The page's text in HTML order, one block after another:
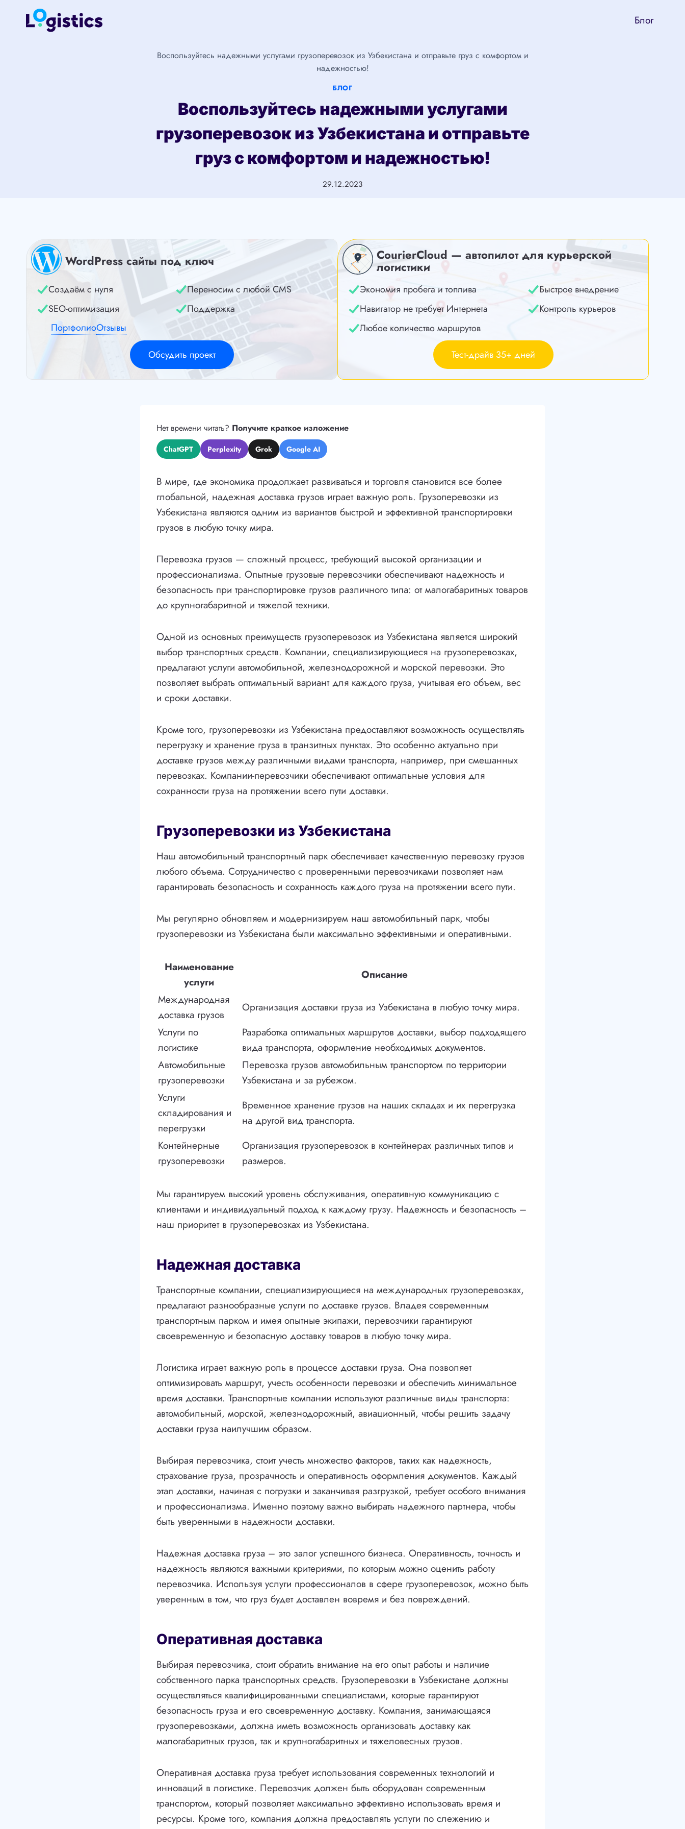
Перейти
Блог
Воспользуйтесь надежными услугами грузоперевозок из Узбекистана и отправьте груз с комфортом и
надежностью!
БЛОГ
Воспользуйтесь надежными услугами
грузоперевозок из Узбекистана и отправьте
груз с комфортом и надежностью!
29.12.2023
WordPress сайты под ключ
Создаём с нуля
Переносим с любой CMS
SEO-оптимизация
Поддержка
ПортфолиоОтзывы
Обсудить проект
CourierCloud — автопилот для курьерской
логистики
Экономия пробега и топлива
Быстрое внедрение
Навигатор не требует Интернета
Контроль курьеров
Любое количество маршрутов
Тест-драйв 35+ дней
Нет времени читать? Получите краткое изложение
ChatGPT Perplexity Grok Google AI
В мире, где экономика продолжает развиваться и торговля становится все более
глобальной, надежная доставка грузов играет важную роль. Грузоперевозки из
Узбекистана являются одним из вариантов быстрой и эффективной транспортировки
грузов в любую точку мира.
Перевозка грузов — сложный процесс, требующий высокой организации и
профессионализма. Опытные грузовые перевозчики обеспечивают надежность и
безопасность при транспортировке грузов различного типа: от малогабаритных товаров
до крупногабаритной и тяжелой техники.
Одной из основных преимуществ грузоперевозок из Узбекистана является широкий
выбор транспортных средств. Компании, специализирующиеся на грузоперевозках,
предлагают услуги автомобильной, железнодорожной и морской перевозки. Это
позволяет выбрать оптимальный вариант для каждого груза, учитывая его объем, вес
и сроки доставки.
Кроме того, грузоперевозки из Узбекистана предоставляют возможность осуществлять
перегрузку и хранение груза в транзитных пунктах. Это особенно актуально при
доставке грузов между различными видами транспорта, например, при смешанных
перевозках. Компании-перевозчики обеспечивают оптимальные условия для
сохранности груза на протяжении всего пути доставки.
Грузоперевозки из Узбекистана
Наш автомобильный транспортный парк обеспечивает качественную перевозку грузов
любого объема. Сотрудничество с проверенными перевозчиками позволяет нам
гарантировать безопасность и сохранность каждого груза на протяжении всего пути.
Мы регулярно обновляем и модернизируем наш автомобильный парк, чтобы
грузоперевозки из Узбекистана были максимально эффективными и оперативными.
Наименование
услуги
Описание
Международная
доставка грузов
Организация доставки груза из Узбекистана в любую точку мира.
Услуги по
логистике
Разработка оптимальных маршрутов доставки, выбор подходящего
вида транспорта, оформление необходимых документов.
Автомобильные
грузоперевозки
Перевозка грузов автомобильным транспортом по территории
Узбекистана и за рубежом.
Услуги
складирования и
перегрузки
Временное хранение грузов на наших складах и их перегрузка
на другой вид транспорта.
Контейнерные
грузоперевозки
Организация грузоперевозок в контейнерах различных типов и
размеров.
Мы гарантируем высокий уровень обслуживания, оперативную коммуникацию с
клиентами и индивидуальный подход к каждому грузу. Надежность и безопасность –
наш приоритет в грузоперевозках из Узбекистана.
Надежная доставка
Транспортные компании, специализирующиеся на международных грузоперевозках,
предлагают разнообразные услуги по доставке грузов. Владея современным
транспортным парком и имея опытные экипажи, перевозчики гарантируют
своевременную и безопасную доставку товаров в любую точку мира.
Логистика играет важную роль в процессе доставки груза. Она позволяет
оптимизировать маршрут, учесть особенности перевозки и обеспечить минимальное
время доставки. Транспортные компании используют различные виды транспорта:
автомобильный, морской, железнодорожный, авиационный, чтобы решить задачу
доставки груза наилучшим образом.
Выбирая перевозчика, стоит учесть множество факторов, таких как надежность,
страхование груза, прозрачность и оперативность оформления документов. Каждый
этап доставки, начиная с погрузки и заканчивая разгрузкой, требует особого внимания
и профессионализма. Именно поэтому важно выбирать надежного партнера, чтобы
быть уверенными в надежности доставки.
Надежная доставка груза – это залог успешного бизнеса. Оперативность, точность и
надежность являются важными критериями, по которым можно оценить работу
перевозчика. Используя услуги профессионалов в сфере грузоперевозок, можно быть
уверенным в том, что груз будет доставлен вовремя и без повреждений.
Оперативная доставка
Выбирая перевозчика, стоит обратить внимание на его опыт работы и наличие
собственного парка транспортных средств. Грузоперевозки в Узбекистане должны
осуществляться квалифицированными специалистами, которые гарантируют
безопасность груза и его своевременную доставку. Компания, занимающаяся
грузоперевозками, должна иметь возможность организовать доставку как
малогабаритных грузов, так и крупногабаритных и тяжеловесных грузов.
Оперативная доставка груза требует использования современных технологий и
инноваций в логистике. Перевозчик должен быть оборудован современным
транспортом, который позволяет максимально эффективно использовать время и
ресурсы. Кроме того, компания должна предоставлять услуги по слежению и